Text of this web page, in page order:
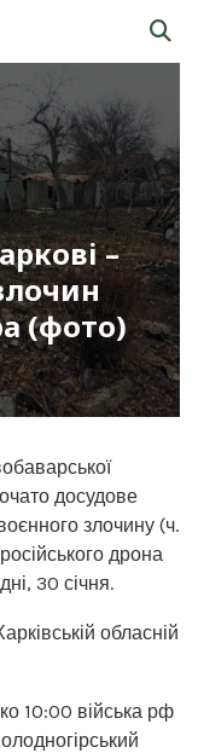
–
(фото)
досудове
злочину (ч.
дрона
30 січня.
обласній
10:00 війська рф